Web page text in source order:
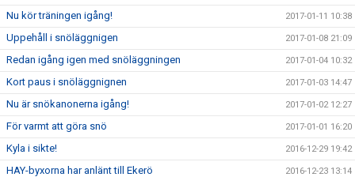
Nu kör träningen igång! 2017-01-11 10:38
Uppehåll i snöläggnigen 2017-01-08 21:09
Redan igång igen med snöläggningen 2017-01-04 10:32
Kort paus i snöläggnignen 2017-01-03 14:47
Nu är snökanonerna igång! 2017-01-02 12:27
För varmt att göra snö 2017-01-01 16:20
Kyla i sikte! 2016-12-29 19:42
HAY-byxorna har anlänt till Ekerö 2016-12-23 13:14